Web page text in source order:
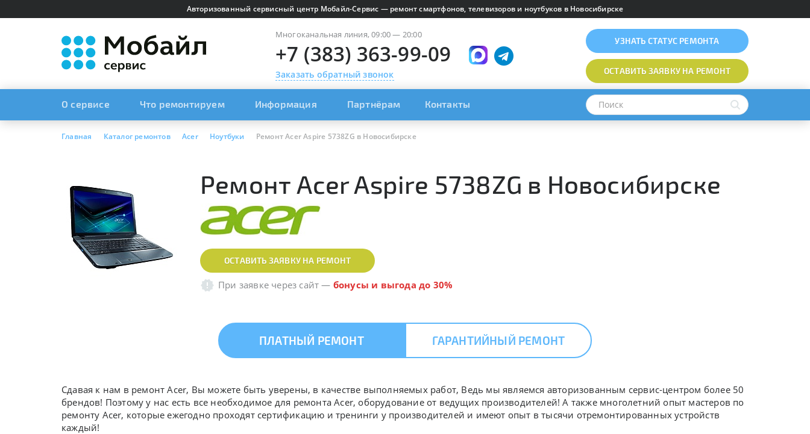
Авторизованный сервисный центр Мобайл-Сервис — ремонт смартфонов, телевизоров и ноутбуков в Новосибирске
Многоканальная линия, 09:00 — 20:00
+7 (383) 363-99-09
Заказать обратный звонок
УЗНАТЬ СТАТУС РЕМОНТА
ОСТАВИТЬ ЗАЯВКУНА РЕМОНТ
О сервисе Что ремонтируем Информация Партнёрам Контакты
Главная Каталог ремонтов Acer Ноутбуки Ремонт Acer Aspire 5738ZG в Новосибирске
Ремонт Acer Aspire 5738ZG в Новосибирске
ОСТАВИТЬ ЗАЯВКУ НА РЕМОНТ
При заявке через сайт — бонусы и выгода до 30%
ПЛАТНЫЙ РЕМОНТ ГАРАНТИЙНЫЙ РЕМОНТ
Сдавая к нам в ремонт Acer, Вы можете быть уверены, в качестве выполняемых работ, Ведь мы являемся авторизованным сервис-центром более 50
брендов! Поэтому у нас есть все необходимое для ремонта Acer, оборудование от ведущих производителей! А также многолетний опыт мастеров по
ремонту Acer, которые ежегодно проходят сертификацию и тренинги у производителей и имеют опыт в тысячи отремонтированных устройств
каждый!